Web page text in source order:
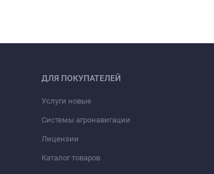
ДЛЯ ПОКУПАТЕЛЕЙ
Услуги новые
Системы агронавигации
Лицензии
Каталог товаров